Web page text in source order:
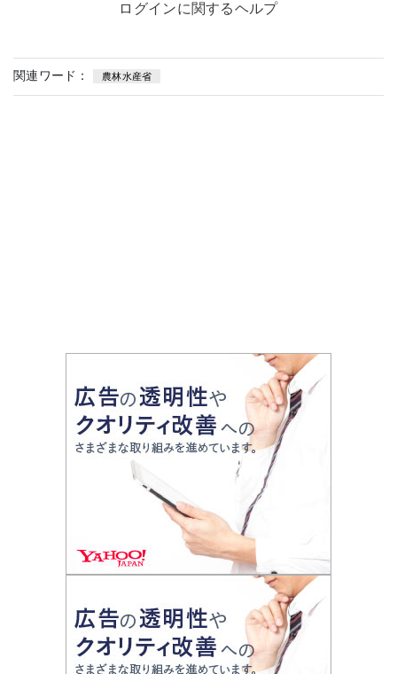
ログインに関するヘルプ
関連ワード： 農林水産省